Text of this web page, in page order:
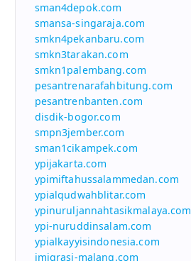
sman4depok.com
smansa-singaraja.com
smkn4pekanbaru.com
smkn3tarakan.com
smkn1palembang.com
pesantrenarafahbitung.com
pesantrenbanten.com
disdik-bogor.com
smpn3jember.com
sman1cikampek.com
ypijakarta.com
ypimiftahussalammedan.com
ypialqudwahblitar.com
ypinuruljannahtasikmalaya.com
ypi-nuruddinsalam.com
ypialkayyisindonesia.com
imigrasi-malang.com